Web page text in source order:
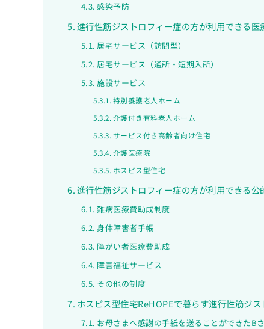
感染予防
進行性筋ジストロフィー症の方が利用できる医
居宅サービス（訪問型）
居宅サービス（通所・短期入所）
施設サービス
特別養護老人ホーム
介護付き有料老人ホーム
サービス付き高齢者向け住宅
介護医療院
ホスピス型住宅
進行性筋ジストロフィー症の方が利用できる公
難病医療費助成制度
身体障害者手帳
障がい者医療費助成
障害福祉サービス
その他の制度
ホスピス型住宅ReHOPEで暮らす進行性筋ジ
お母さまへ感謝の手紙を送ることができたB